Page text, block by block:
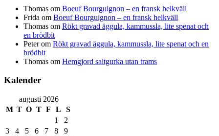
Thomas om Boeuf Bourguignon – en fransk helkväll
Frida om Boeuf Bourguignon – en fransk helkväll
Thomas om Rökt gravad äggula, kammussla, lite spenat och
en brödbit
Peterom Rökt gravad äggula, kammussla, lite spenat och en
brödbit
Thomas om Hemgjord saltgurka utan trams
Kalender
augusti 2026
M T O T F L
S
1
2
3
4 5 6 7 8
9